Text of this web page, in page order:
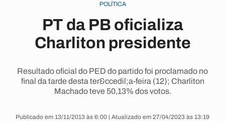
POLÍTICA
PT da PB oficializa
Charliton presidente
Resultado oficial do PED do partido foi proclamado no
final da tarde desta ter&ccedil;a-feira (12); Charliton
Machado teve 50,13% dos votos.
Publicado em 13/11/2013 às 6:00 | Atualizado em 27/04/2023 às 13:19